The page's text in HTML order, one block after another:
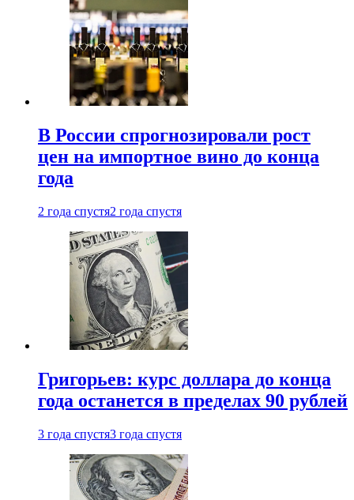
В России спрогнозировали рост
цен на импортное вино до конца
года
2 года спустя2 года спустя
Григорьев: курс доллара до конца
года останется в пределах 90 рублей
3 года спустя3 года спустя